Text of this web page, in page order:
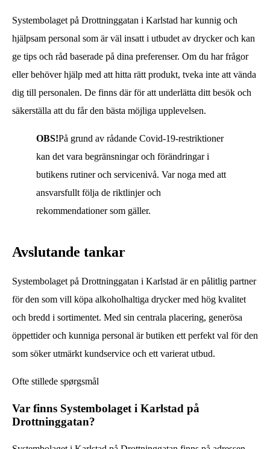
Systembolaget på Drottninggatan i Karlstad har kunnig och
hjälpsam personal som är väl insatt i utbudet av drycker och kan
ge tips och råd baserade på dina preferenser. Om du har frågor
eller behöver hjälp med att hitta rätt produkt, tveka inte att vända
dig till personalen. De finns där för att underlätta ditt besök och
säkerställa att du får den bästa möjliga upplevelsen.
OBS!På grund av rådande Covid-19-restriktioner
kan det vara begränsningar och förändringar i
butikens rutiner och servicenivå. Var noga med att
ansvarsfullt följa de riktlinjer och
rekommendationer som gäller.
Avslutande tankar
Systembolaget på Drottninggatan i Karlstad är en pålitlig partner
för den som vill köpa alkoholhaltiga drycker med hög kvalitet
och bredd i sortimentet. Med sin centrala placering, generösa
öppettider och kunniga personal är butiken ett perfekt val för den
som söker utmärkt kundservice och ett varierat utbud.
Ofte stillede spørgsmål
Var finns Systembolaget i Karlstad på
Drottninggatan?